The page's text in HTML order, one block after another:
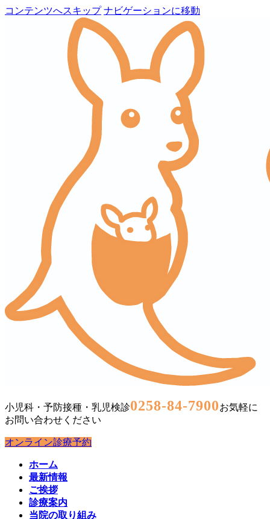
コンテンツへスキップ ナビゲーションに移動
小児科・予防接種・乳児検診0258-84-7900お気軽に
お問い合わせください
オンライン診療予約
ホーム
最新情報
ご挨拶
診療案内
当院の取り組み